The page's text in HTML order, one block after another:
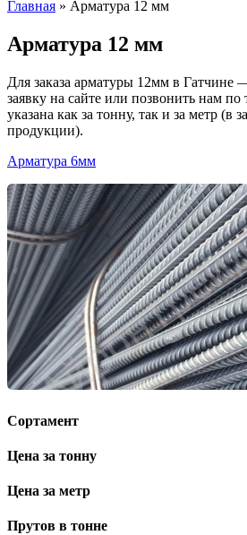
Главная » Арматура 12 мм
Арматура 12 мм
Для заказа арматуры 12мм в Гатчине
заявку на сайте или позвонить нам
указана как за тонну, так и за метр (в
продукции).
Арматура 6мм
Сортамент
Цена за тонну
Цена за метр
Прутов в тонне